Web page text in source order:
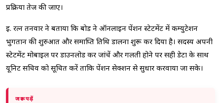
प्रक्रिया तेज की जाए।
ई. रत्न तनवार ने बताया कि बोर्ड ने ऑनलाइन पेंशन स्टेटमेंट में कम्युटेशन
भुगतान की शुरुआत और समाप्ति तिथि डालना शुरू कर दिया है। सदस्य अपनी
स्टेटमेंट मोबाइल पर डाउनलोड कर जांचें और गलती होने पर सही डेटा के साथ
यूनिट सचिव को सूचित करें ताकि पेंशन सेक्शन से सुधार करवाया जा सके।
जरूर पढ़ें